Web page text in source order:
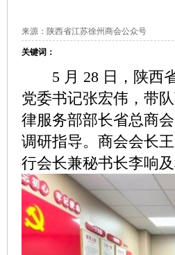
来源：陕西省江苏徐州商会公众号
关键词：
5 月 28 日，陕西省
党委书记张宏伟，带
律服务部部长省总商
调研指导。商会会长
行会长兼秘书长李响